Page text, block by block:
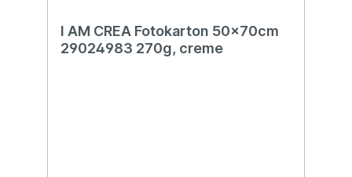
I AM CREA Fotokarton 50x70cm
29024983 270g, creme